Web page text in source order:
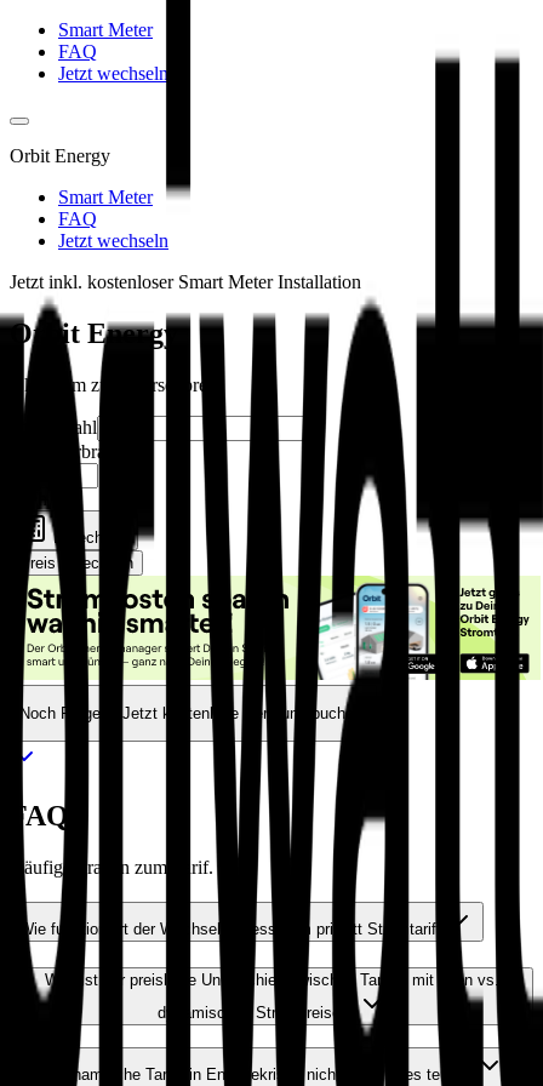
Smart Meter
FAQ
Jetzt wechseln
Orbit Energy
Smart Meter
FAQ
Jetzt wechseln
Jetzt inkl. kostenloser Smart Meter Installation
Orbit Energy
Ökostrom zum Börsenpreis
Postleitzahl
Jahresverbrauch
kWh
Berechnen
Preis berechnen
Noch Fragen? Jetzt kostenlose Beratung buchen.
FAQs
Häufige Fragen zum Tarif.
Wie funktioniert der Wechselprozess zum priwatt Stromtarif?
Was ist der preisliche Unterschied zwischen Tarifen mit fixen vs.
dynamischen Strompreisen?
Sind dynamische Tarife in Energiekrisen nicht um einiges teurer?